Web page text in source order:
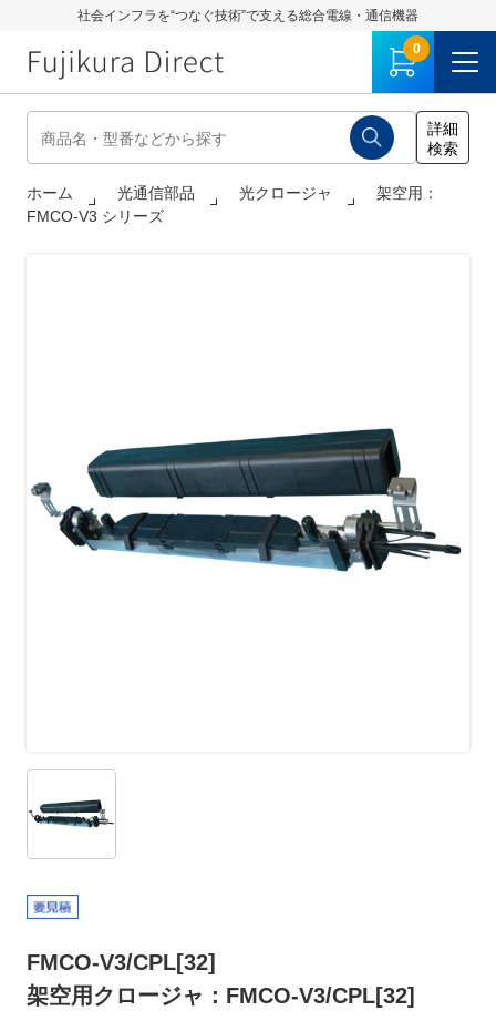
社会インフラを“つなぐ技術”で支える総合電線・通信機器
0
ホーム 光通信部品 光クロージャ
架空用：
FMCO-V3 シリーズ
FMCO-V3/CPL[32]
架空用クロージャ：FMCO-V3/CPL[32]